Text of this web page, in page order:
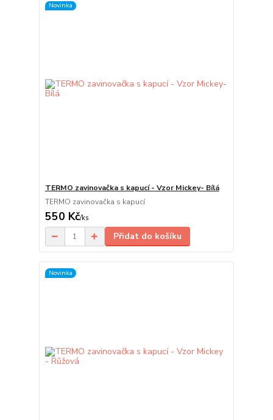
Novinka
TERMO zavinovačka s kapucí - Vzor Mickey- Bílá
TERMO zavinovačka s kapucí
550 Kč/ks
Přidat do košíku
Novinka